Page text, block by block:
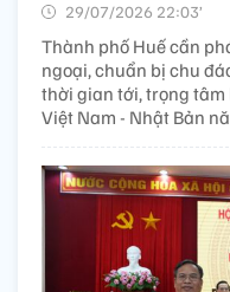
29/07/2026 22:03’
Thành phố Huế cần
ngoại, chuẩn bị chu
thời gian tới, trọng
Việt Nam - Nhật Bản